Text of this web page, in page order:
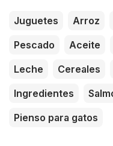
Juguetes Arroz
Pescado
Aceite
Leche
Cereales
Ingredientes
Pienso para gatos